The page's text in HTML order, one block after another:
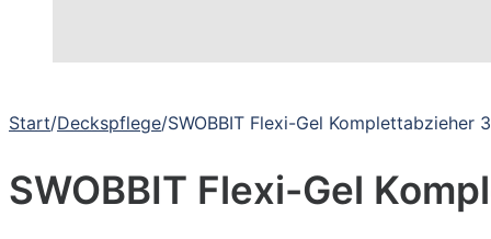
Start/Deckspflege/SWOBBIT Flexi-Gel Komplettabzieher
SWOBBIT Flexi-Gel